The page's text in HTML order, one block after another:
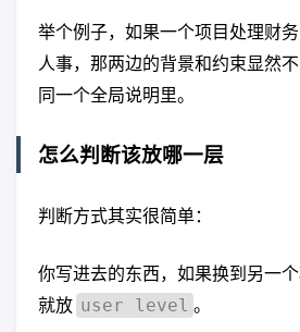
举个例子，如果一个项目处理财
人事，那两边的背景和约束显然
同一个全局说明里。
怎么判断该放哪一层
判断方式其实很简单：
你写进去的东西，如果换到另一
就放 user level 。